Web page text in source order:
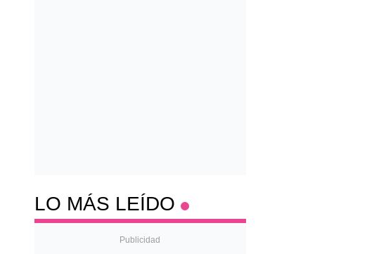
LO MÁS LEÍDO